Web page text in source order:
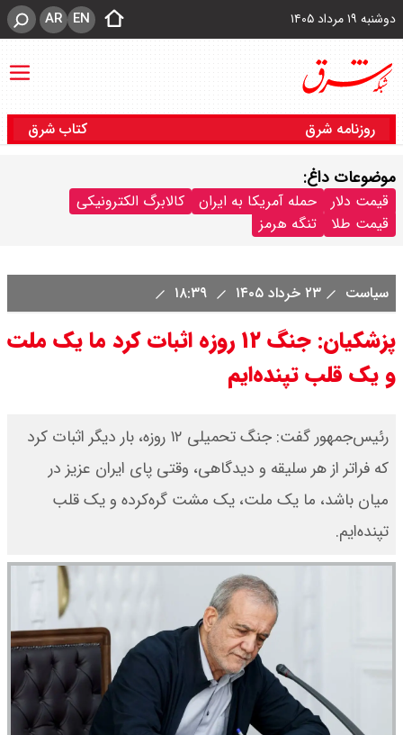
دوشنبه ۱۹ مرداد ۱۴۰۵ EN
AR
روزنامه شرق کتاب شرق
موضوعات داغ:
قیمت دلار حمله آمریکا به ایران
کالابرگ الکترونیکی
قیمت طلا
تنگه هرمز
سیاست ۲۳ خرداد ۱۴۰۵
پزشکیان: جنگ ۱۲ روزه اثبات کرد ما یک ملت
و یک قلب تپنده‌ایم
رئیس‌جمهور گفت: جنگ تحمیلی ۱۲ روزه، بار دیگر اثبات کرد
که فراتر از هر سلیقه و دیدگاهی، وقتی پای ایران عزیز در
میان باشد، ما یک ملت، یک مشت گره‌کرده و یک قلب
تپنده‌ایم.